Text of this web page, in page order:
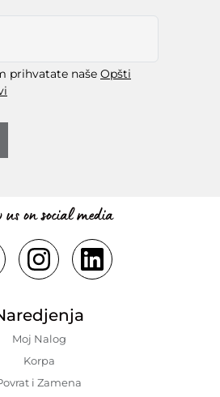
prihvatate naše Opšti
us on social media
Moj Nalog
Korpa
i Zamena